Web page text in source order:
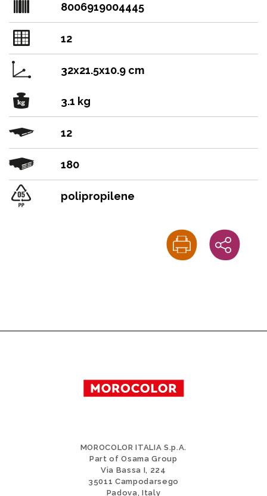
8006919004445
12
32x21.5x10.9 cm
3.1 kg
12
180
polipropilene
MOROCOLOR ITALIA S.p.A.
Part of Osama Group
Via Bassa I, 224
35011 Campodarsego
Padova, Italy